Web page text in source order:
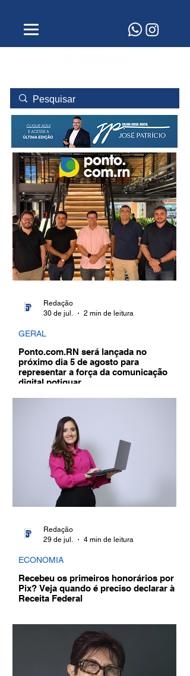
Ponto.com.RN será lançada no
próximo dia 5 de agosto para
representar a força da comunicação
digital potiguar
GERAL
Redação
30 de jul.
2 min de leitura
Recebeu os primeiros honorários por
Pix? Veja quando é preciso declarar à
Receita Federal
ECONOMIA
Redação
29 de jul.
4 min de leitura